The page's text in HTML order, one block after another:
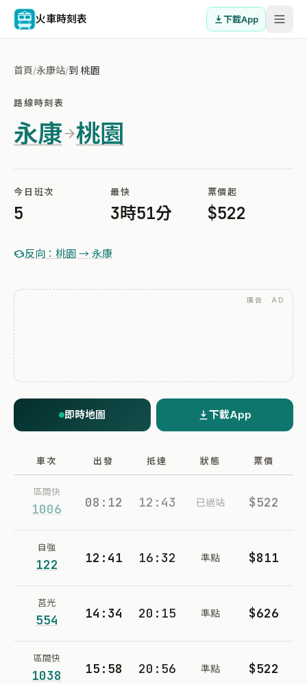
火車時刻表 下載App
首頁/永康站/到 桃園
路線時刻表
永康 桃園
今日班次
5
最快
3時51分
票價起
$522
反向：桃園 → 永康
廣告 · AD
即時地圖 下載App
車次 出發 抵達 狀態 票價
區間快
1006 08:12 12:43 已過站 $522
自強
122 12:41 16:32 準點 $811
莒光
554 14:34 20:15 準點 $626
區間快
1038 15:58 20:56 準點 $522